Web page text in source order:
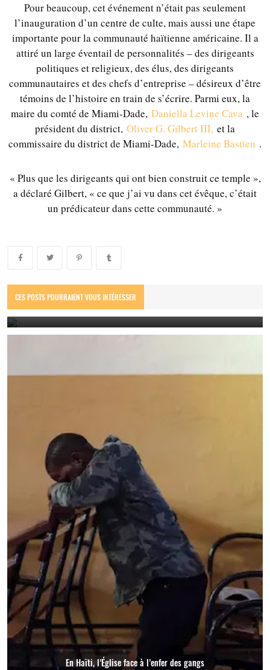
Pour beaucoup, cet événement n’était pas seulement
l’inauguration d’un centre de culte, mais aussi une étape
importante pour la communauté haïtienne américaine. Il a
attiré un large éventail de personnalités – des dirigeants
politiques et religieux, des élus, des dirigeants
communautaires et des chefs d’entreprise – désireux d’être
témoins de l’histoire en train de s’écrire. Parmi eux, la
maire du comté de Miami-Dade, Daniella Levine Cava , le
président du district, Oliver G. Gilbert III, et la
commissaire du district de Miami-Dade, Marleine Bastien .
« Plus que les dirigeants qui ont bien construit ce temple »,
a déclaré Gilbert, « ce que j’ai vu dans cet évêque, c’était
un prédicateur dans cette communauté. »
CES POSTS POURRAIENT VOUS INTÉRESSER
Au large d'Haïti, des dizaines de migrants meurent dans l'incendie
de leur bateau
July 21, 2024
En Haïti, l’Église face à l’enfer des gangs